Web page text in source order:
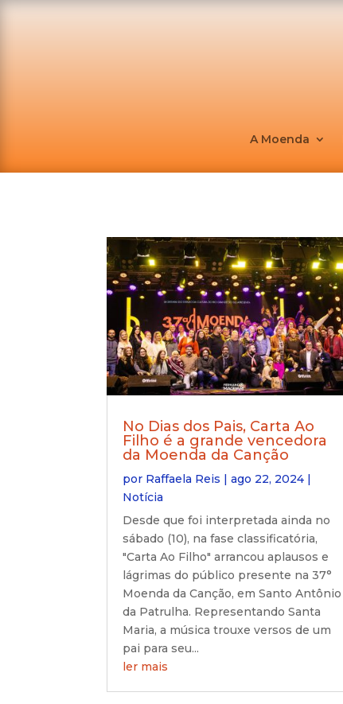
A Moenda
No Dias dos Pais, Carta Ao
Filho é a grande vencedora
da Moenda da Canção
por Raffaela Reis |ago 22, 2024 |
Notícia
Desde que foi interpretada ainda no
sábado (10), na fase classificatória,
"Carta Ao Filho" arrancou aplausos e
lágrimas do público presente na 37°
Moenda da Canção, em Santo Antônio
da Patrulha. Representando Santa
Maria, a música trouxe versos de um
pai para seu...
ler mais